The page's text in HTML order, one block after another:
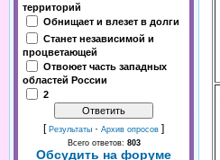
территорий
Обнищает и влезет в долги
Станет независимой и
процветающей
Отвоюет часть западных
областей России
2
[ Результаты · Архив опросов ]
Всего ответов: 803
Обсудить на форуме